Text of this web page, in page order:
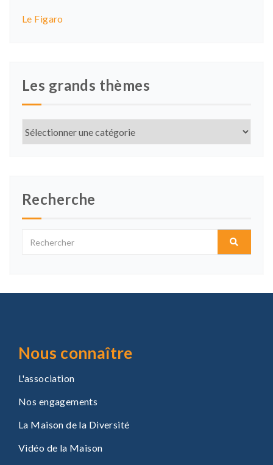
Le Figaro
Les grands thèmes
Recherche
Nous connaître
L'association
Nos engagements
La Maison de la Diversité
Vidéo de la Maison